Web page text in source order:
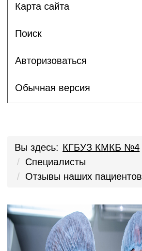
Карта сайта
Поиск
Авторизоваться
Обычная версия
Вы здесь: КГБУЗ КМКБ №4
Специалисты
Отзывы наших пациентов